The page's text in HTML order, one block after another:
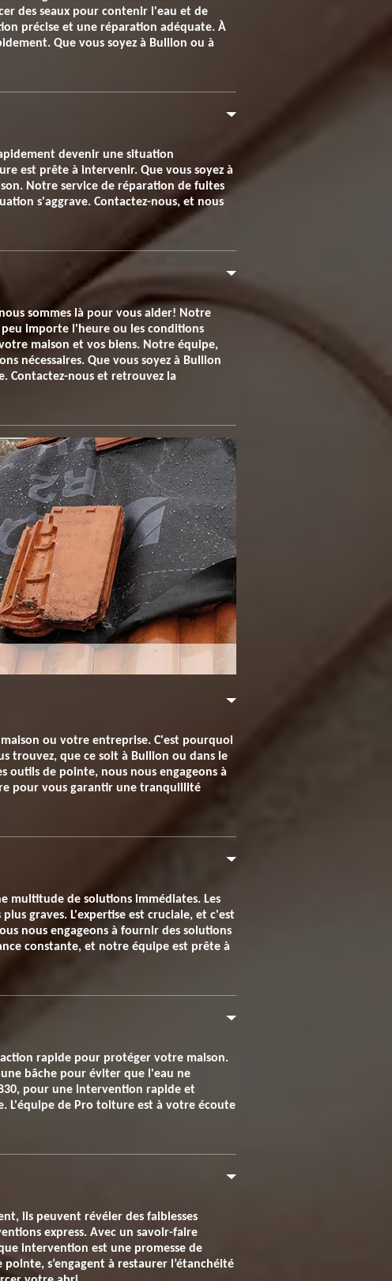
des seaux pour contenir l'eau et de
précise et une réparation adéquate. À
Que vous soyez à Bullion ou à
devenir une situation
est prête à intervenir. Que vous soyez à
Notre service de réparation de fuites
s'aggrave. Contactez-nous, et nous
sommes là pour vous aider! Notre
importe l'heure ou les conditions
maison et vos biens. Notre équipe,
nécessaires. Que vous soyez à Bullion
Contactez-nous et retrouvez la
ou votre entreprise. C'est pourquoi
trouvez, que ce soit à Bullion ou dans le
outils de pointe, nous nous engageons à
pour vous garantir une tranquillité
multitude de solutions immédiates. Les
graves. L'expertise est cruciale, et c'est
nous engageons à fournir des solutions
constante, et notre équipe est prête à
rapide pour protéger votre maison.
bâche pour éviter que l'eau ne
pour une intervention rapide et
L'équipe de Pro toiture est à votre écoute
ils peuvent révéler des faiblesses
express. Avec un savoir-faire
intervention est une promesse de
s’engagent à restaurer l’étanchéité